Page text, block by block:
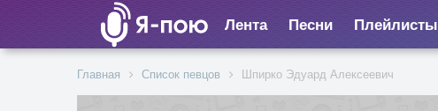
Лента Песни Плейлисты
Главная Список певцов Шпирко Эдуард Алексеевич